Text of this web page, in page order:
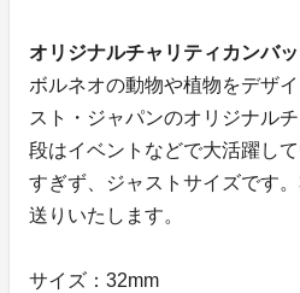
オリジナルチャリティカンバ
ボルネオの動物や植物をデザ
スト・ジャパンのオリジナル
段はイベントなどで大活躍し
すぎず、ジャストサイズです
送りいたします。
サイズ：32mm